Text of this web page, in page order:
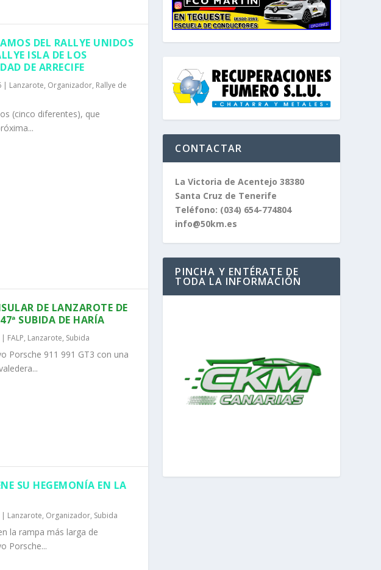
DEL RALLYE UNIDOS
ISLA DE LOS
DE ARRECIFE
| Lanzarote, Organizador, Rallye de
(cinco diferentes), que
DE LANZAROTE DE
SUBIDA DE HARÍA
FALP, Lanzarote, Subida
Porsche 911 991 GT3 con una
SU HEGEMONÍA EN LA
Lanzarote, Organizador, Subida
la rampa más larga de
Porsche...
CONTACTAR
La Victoria de Acentejo 38380
Santa Cruz de Tenerife
Teléfono: (034) 654-774804
info@50km.es
PINCHA Y ENTÉRATE DE
TODA LA INFORMACIÓN